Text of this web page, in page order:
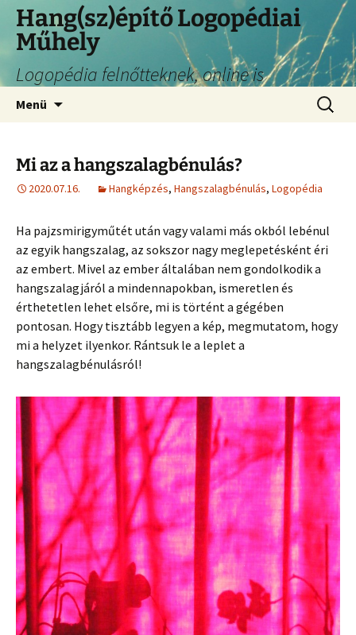
Hang(sz)építő Logopédiai
Műhely
Logopédia felnőtteknek, online is
Menü
Mi az a hangszalagbénulás?
2020.07.16. Hangképzés, Hangszalagbénulás, Logopédia
Ha pajzsmirigyműtét után vagy valami más okból lebénul
az egyik hangszalag, az sokszor nagy meglepetésként éri
az embert. Mivel az ember általában nem gondolkodik a
hangszalagjáról a mindennapokban, ismeretlen és
érthetetlen lehet elsőre, mi is történt a gégében
pontosan. Hogy tisztább legyen a kép, megmutatom, hogy
mi a helyzet ilyenkor. Rántsuk le a leplet a
hangszalagbénulásról!